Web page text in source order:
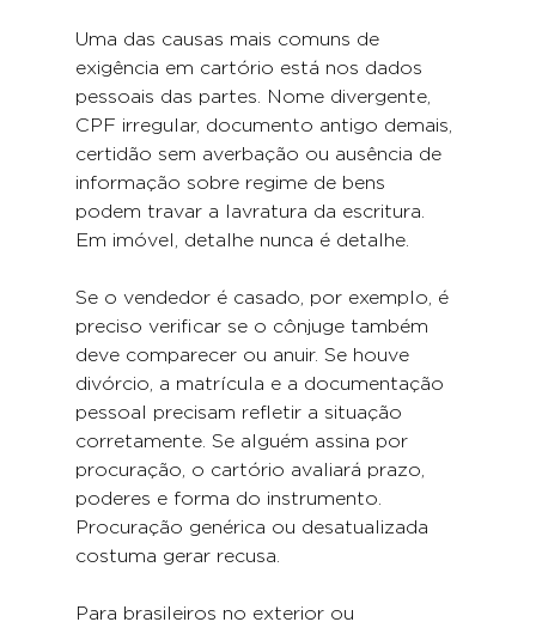
Uma das causas mais comuns de
exigência em cartório está nos dados
pessoais das partes. Nome divergente,
CPF irregular, documento antigo demais,
certidão sem averbação ou ausência de
informação sobre regime de bens
podem travar a lavratura da escritura.
Em imóvel, detalhe nunca é detalhe.
Se o vendedor é casado, por exemplo, é
preciso verificar se o cônjuge também
deve comparecer ou anuir. Se houve
divórcio, a matrícula e a documentação
pessoal precisam refletir a situação
corretamente. Se alguém assina por
procuração, o cartório avaliará prazo,
poderes e forma do instrumento.
Procuração genérica ou desatualizada
costuma gerar recusa.
Para brasileiros no exterior ou